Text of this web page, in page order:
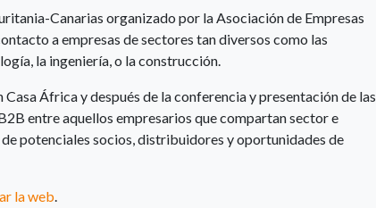
Canarias organizado por la Asociación de Empresas
a empresas de sectores tan diversos como las
la ingeniería, o la construcción.
Casa África y después de la conferencia y presentación de las
entre aquellos empresarios que compartan sector e
potenciales socios, distribuidores y oportunidades de
la web.